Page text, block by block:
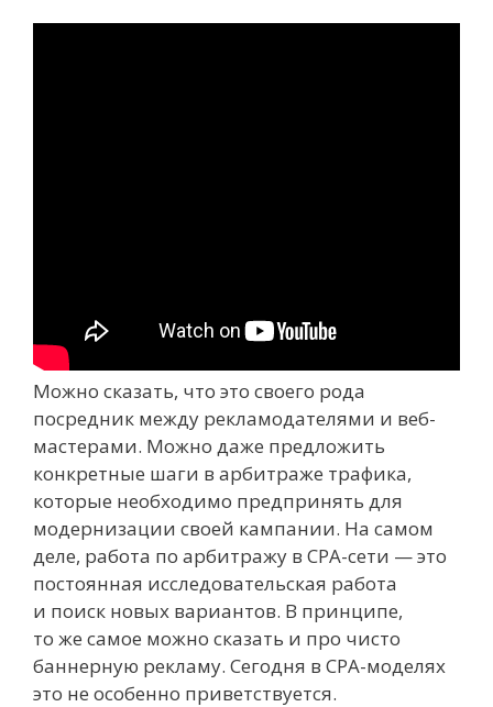
Можно сказать, что это своего рода
посредник между рекламодателями и веб-
мастерами. Можно даже предложить
конкретные шаги в арбитраже трафика,
которые необходимо предпринять для
модернизации своей кампании. На самом
деле, работа по арбитражу в CPA-сети — это
постоянная исследовательская работа
и поиск новых вариантов. В принципе,
то же самое можно сказать и про чисто
баннерную рекламу. Сегодня в СРА-моделях
это не особенно приветствуется.